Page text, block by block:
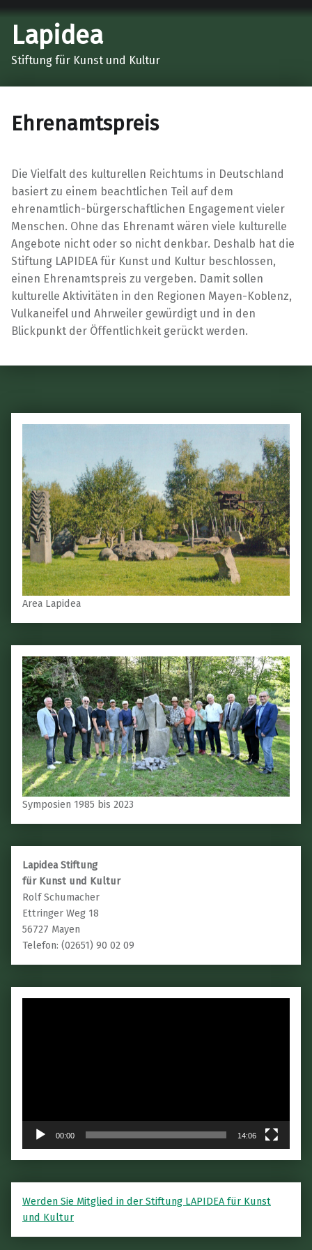
Lapidea
Stiftung für Kunst und Kultur
Ehrenamtspreis
Die Vielfalt des kulturellen Reichtums in Deutschland
basiert zu einem beachtlichen Teil auf dem
ehrenamtlich-bürgerschaftlichen Engagement vieler
Menschen. Ohne das Ehrenamt wären viele kulturelle
Angebote nicht oder so nicht denkbar. Deshalb hat die
Stiftung LAPIDEA für Kunst und Kultur beschlossen,
einen Ehrenamtspreis zu vergeben. Damit sollen
kulturelle Aktivitäten in den Regionen Mayen-Koblenz,
Vulkaneifel und Ahrweiler gewürdigt und in den
Blickpunkt der Öffentlichkeit gerückt werden.
Area Lapidea
Symposien 1985 bis 2023
Lapidea Stiftung
für Kunst und Kultur
Rolf Schumacher
Ettringer Weg 18
56727 Mayen
Telefon: (02651) 90 02 09
00:00 14:06
Werden Sie Mitglied in der Stiftung LAPIDEA für Kunst
und Kultur